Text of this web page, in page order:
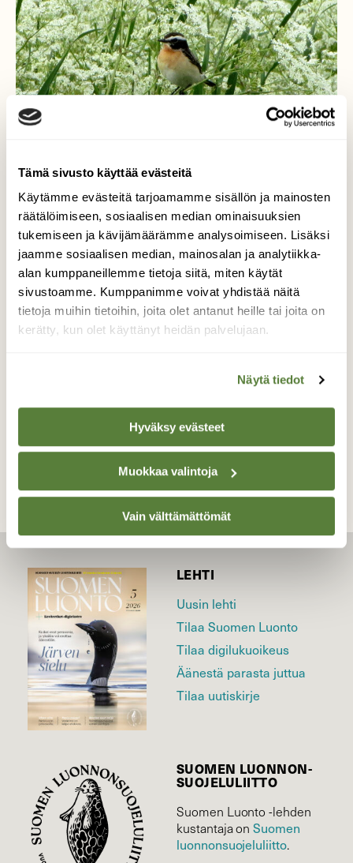
Tämä sivusto käyttää evästeitä
Käytämme evästeitä tarjoamamme sisällön ja mainosten
räätälöimiseen, sosiaalisen median ominaisuuksien
tukemiseen ja kävijämäärämme analysoimiseen. Lisäksi
jaamme sosiaalisen median, mainosalan ja analytiikka-
alan kumppaneillemme tietoja siitä, miten käytät
sivustoamme. Kumppanimme voivat yhdistää näitä
tietoja muihin tietoihin, joita olet antanut heille tai joita on
kerätty, kun olet käyttänyt heidän palvelujaan.
Näytä tiedot
Hyväksy evästeet
Muokkaa valintoja
Vain välttämättömät
Pensastasku
Kun on oikein pieni... voi keinua heinässä
heiluvassa...
TAKAISIN LISTAAN
LEHTI
Uusin lehti
Tilaa Suomen Luonto
Tilaa digilukuoikeus
Äänestä parasta juttua
Tilaa uutiskirje
SUOMEN LUONNON­
SUOJELU­LIITTO
Suomen Luonto -lehden
kustantaja onSuomen
luonnonsuojelu­liitto.